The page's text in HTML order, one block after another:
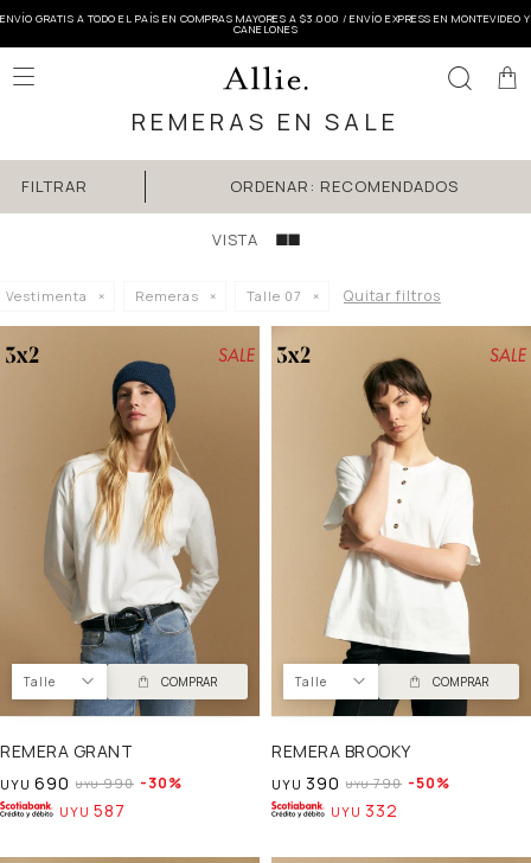
ENVÍO GRATIS A TODO EL PAÍS EN COMPRAS MAYORES A $3.000 / ENVÍO EXPRESS EN MONTEVIDEO Y
CANELONES

REMERAS EN SALE
RECOMENDADOS
Vestimenta Remeras Talle 07 Quitar filtros
Talle COMPRAR
REMERA GRANT
UYU 690 UYU 990 30
UYU 587
Talle COMPRAR
REMERA BROOKY
UYU 390 UYU 790 50
UYU 332